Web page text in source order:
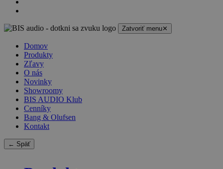
Zatvoriť menu✕
Domov
Produkty
Zľavy
O nás
Novinky
Showroomy
BIS AUDIO Klub
Cenníky
Bang & Olufsen
Kontakt
← Späť